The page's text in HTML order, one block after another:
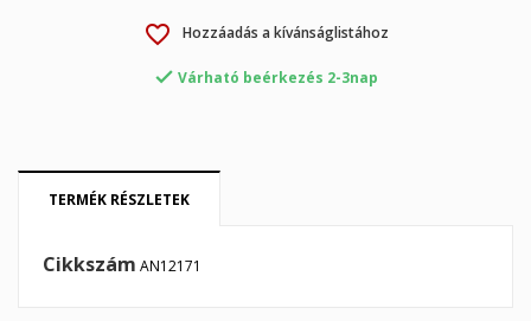
favorite_border Hozzáadás a kívánságlistához
 Várható beérkezés 2-3nap
TERMÉK RÉSZLETEK
Cikkszám AN12171
Create new list
Mégsem Bejelentkezés